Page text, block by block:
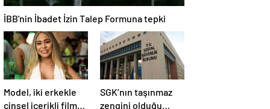
İBB'nin İbadet İzin Talep Formuna tepki
Model, iki erkekle
cinsel içerikli film
SGK’nın taşınmaz
zengini olduğu